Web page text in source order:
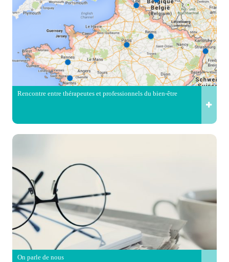
Rencontre entre thérapeutes et professionnels du bien-être
On parle de nous